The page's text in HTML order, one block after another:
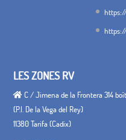
LES ZONES RV
C / Jimena de la Frontera 314
(P.I. De la Vega del Rey)
11380 Tarifa (Cadix)